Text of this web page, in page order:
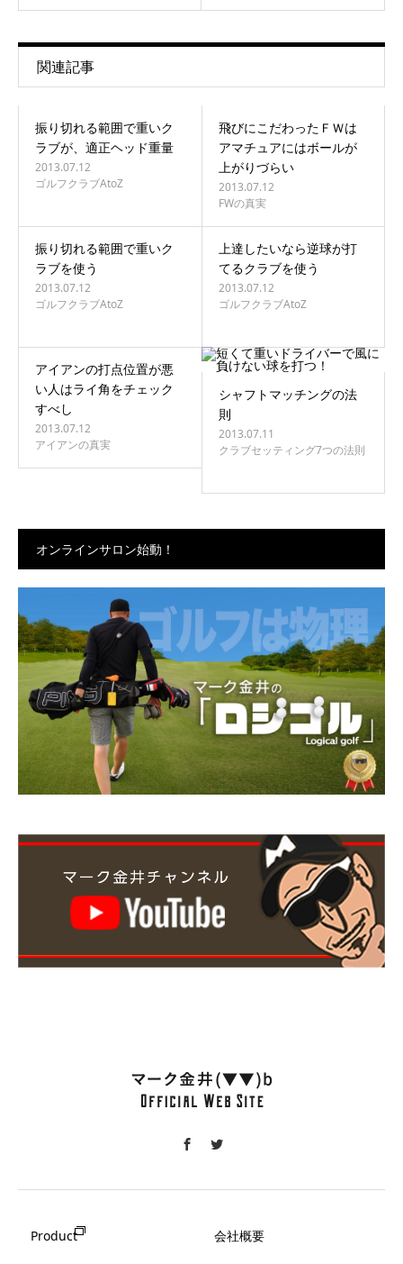
関連記事
振り切れる範囲で重いク
ラブが、適正ヘッド重量
2013.07.12
ゴルフクラブAtoZ
飛びにこだわったＦＷは
アマチュアにはボールが
上がりづらい
2013.07.12
FWの真実
振り切れる範囲で重いク
ラブを使う
2013.07.12
ゴルフクラブAtoZ
上達したいなら逆球が打
てるクラブを使う
2013.07.12
ゴルフクラブAtoZ
アイアンの打点位置が悪
い人はライ角をチェック
すべし
2013.07.12
アイアンの真実
シャフトマッチングの法
則
2013.07.11
クラブセッティング7つの法則
オンラインサロン始動！
Product 会社概要